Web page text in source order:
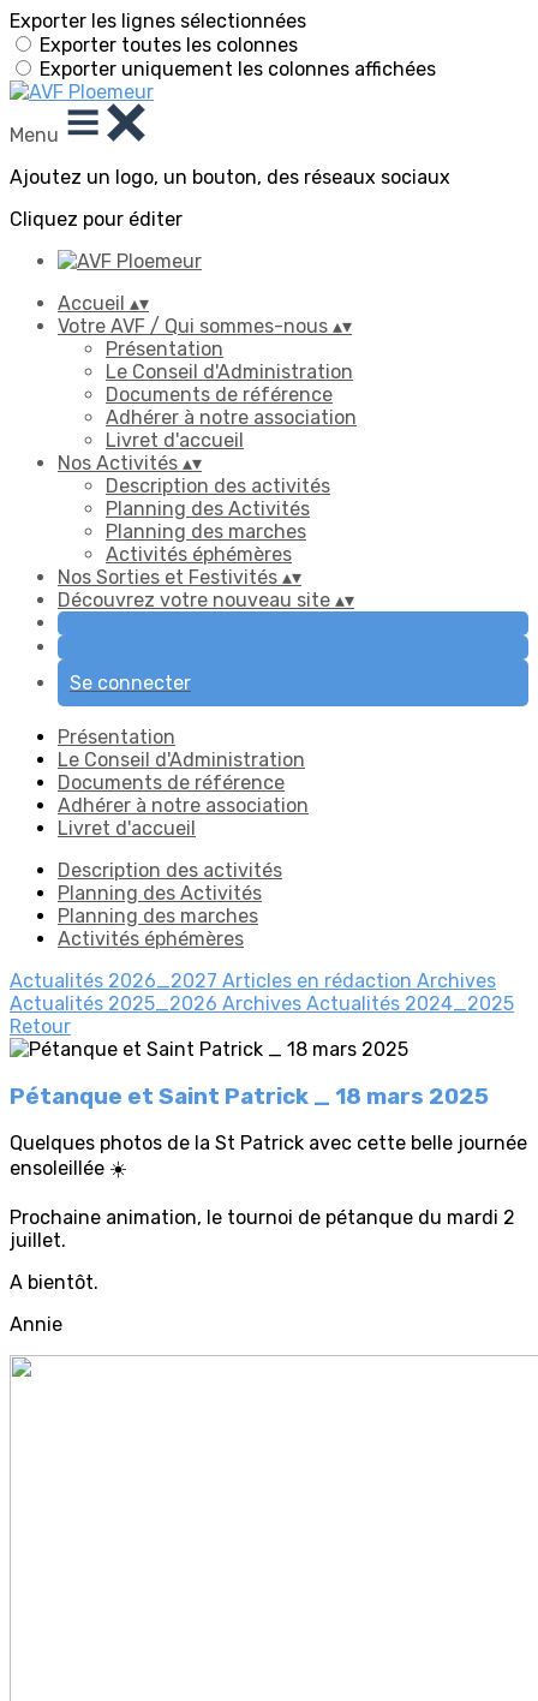
Exporter les lignes sélectionnées
Exporter toutes les colonnes
Exporter uniquement les colonnes affichées
Menu
Ajoutez un logo, un bouton, des réseaux sociaux
Cliquez pour éditer
Accueil ▴▾
Votre AVF / Qui sommes-nous ▴▾
Présentation
Le Conseil d'Administration
Documents de référence
Adhérer à notre association
Livret d'accueil
Nos Activités ▴▾
Description des activités
Planning des Activités
Planning des marches
Activités éphémères
Nos Sorties et Festivités ▴▾
Découvrez votre nouveau site ▴▾
Se connecter
Présentation
Le Conseil d'Administration
Documents de référence
Adhérer à notre association
Livret d'accueil
Description des activités
Planning des Activités
Planning des marches
Activités éphémères
Actualités 2026_2027 Articles en rédaction Archives
Actualités 2025_2026 Archives Actualités 2024_2025
Retour
Pétanque et Saint Patrick _ 18 mars 2025
Quelques photos de la St Patrick avec cette belle journée
ensoleillée ☀️
Prochaine animation, le tournoi de pétanque du mardi 2
juillet.
A bientôt.
Annie